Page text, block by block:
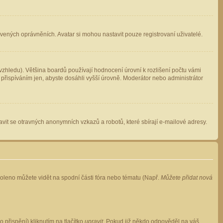
oprávněních. Avatar si mohou nastavit pouze registrovaní uživatelé.
Většina boardů používají hodnocení úrovní k rozlišení počtu vámi
jen, abyste dosáhli vyšší úrovně. Moderátor nebo administrátor
se otravných anonymních vzkazů a robotů, které sbírají e-mailové adresy.
můžete vidět na spodní části fóra nebo tématu (Např. Můžete přidat nová
přispění) kliknutím na tlačítko upravit. Pokud již někdo odpověděl na váš